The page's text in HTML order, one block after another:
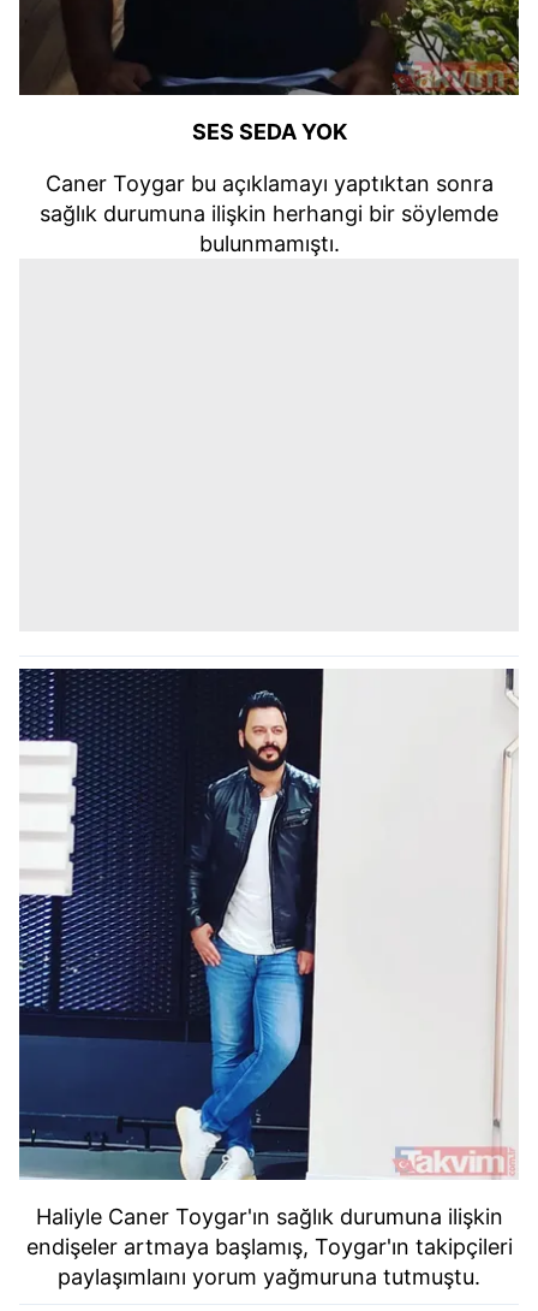
SES SEDA YOK
Caner Toygar bu açıklamayı yaptıktan sonra
sağlık durumuna ilişkin herhangi bir söylemde
bulunmamıştı.
Haliyle Caner Toygar'ın sağlık durumuna ilişkin
endişeler artmaya başlamış, Toygar'ın takipçileri
paylaşımlaını yorum yağmuruna tutmuştu.